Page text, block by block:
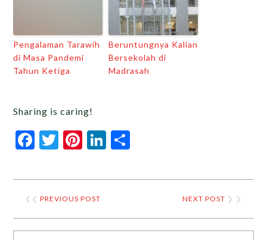
Pengalaman Tarawih
di Masa Pandemi
Tahun Ketiga
Beruntungnya Kalian
Bersekolah di
Madrasah
Sharing is caring!
Facebook
Twitter
Pinterest
LinkedIn
❮❮PREVIOUS POST NEXT POST ❯ ❯